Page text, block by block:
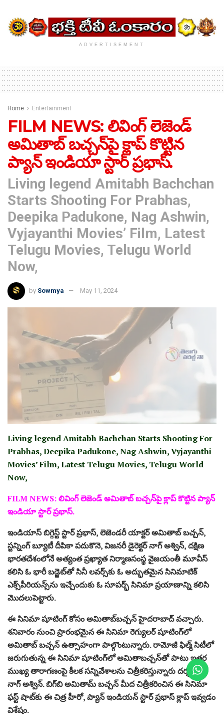
ADVERTISEMENT
Home Entertainment
FILM NEWS: లివింగ్‌ లెజెండ్‌
అమితాబ్‌ బచ్చన్‌పై క్లాప్ కొట్టిన
ప్యాన్ ఇండియా స్టార్ ప్ర‌భాస్.
Living legend Amitabh Bachchan
Starts Shooting For Prabhas,
Deepika Padukone, Nag Ashwin,
Vyjayanthi Movies’ Film, Latest
Telugu Movies, Telugu World
Now,
by Sowmya May 11, 2024
Living legend Amitabh Bachchan Starts Shooting For
Prabhas, Deepika Padukone, Nag Ashwin, Vyjayanthi
Movies’ Film, Latest Telugu Movies, Telugu World
Now,
FILM NEWS: లివింగ్‌ లెజెండ్‌ అమితాబ్‌ బచ్చన్‌పై క్లాప్ కొట్టిన ప్యాన్
ఇండియా స్టార్ ప్ర‌భాస్.
ఇండియాస్ బిగ్గెస్ట్ స్టార్ ప్రభాస్, లెజెండరీ యాక్టర్‌ అమితాబ్‌ బచ్చన్,
స్టన్నింగ్‌ బ్యూటీ దీపికా పదుకొనె, విజనరీ డైరెక్టర్‌ నాగ్‌ అశ్విన్, దక్షిణ
భారతదేశంలోనే అత్యంత ప్ర‌ఖ్యాత‌ నిర్మాణసంస్థ వైజయంతీ మూవీస్‌
కలిసి ఓ భారీ బడ్జెట్‌తో సినీ లవర్స్‌కు ఓ అద్భుతమైన సినిమాటిక్‌
ఎక్స్‌పీరియన్స్‌ను ఇచ్చేందుకు ఓ సూపర్భ్‌ సినిమా ప్రయాణాన్ని కలిసి
మొదలుపెట్టారు.
ఈ సినిమా షూటింగ్‌ కోసం అమితాబ్‌బచ్చన్‌ హైదరాబాద్‌ వచ్చారు.
శనివారం నుంచి ప్రారంభమైన ఈ సినిమా రెగ్యులర్‌ షూటింగ్‌లో
అమితాబ్‌ బచ్చన్‌ ఉత్సాహంగా పాల్గొంటున్నారు. రామోజీ ఫిల్మ్‌ సిటీలో
జరుగుతున్న ఈ సినిమా షూటింగ్‌లో అమితాబచ్చన్‌తో పాటు ఇతర
ముఖ్య తారాగణంపై కీలక సన్నివేశాలను చిత్రీకరిస్తున్నారు దర్శకులు
నాగ్‌ అశ్విన్‌. బిగ్‌బి అమితామ్ బ‌చ్చ‌న్ మీద చిత్రీక‌రించిన ఈ సినిమా
ఫస్ట్‌ షాట్‌కు ఈ చిత్ర హీరో, ప్యాన్‌ ఇండియన్‌ స్టార్‌ ప్రభాస్‌ క్లాప్‌ ఇవ్వడం
విశేషం.